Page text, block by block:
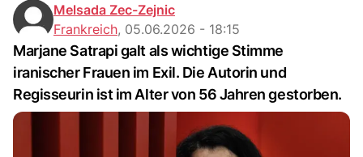
Melsada Zec-Zejnic
Frankreich, 05.06.2026 - 18:15
Marjane Satrapi galt als wichtige Stimme
iranischer Frauen im Exil. Die Autorin und
Regisseurin ist im Alter von 56 Jahren gestorben.